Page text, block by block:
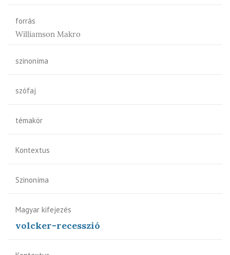
forrás
Williamson Makro
szinoníma
szófaj
témakör
Kontextus
Szinoníma
Magyar kifejezés
volcker-recesszió